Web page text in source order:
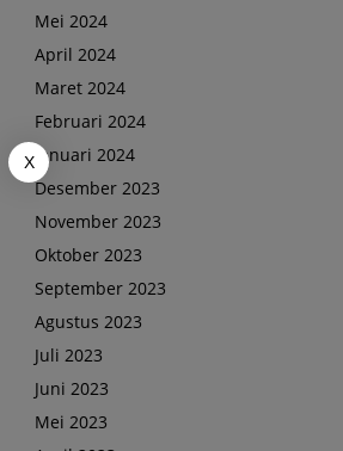
Mei 2024
April 2024
Maret 2024
Februari 2024
Januari 2024
Desember 2023
November 2023
Oktober 2023
September 2023
Agustus 2023
Juli 2023
Juni 2023
Mei 2023
X